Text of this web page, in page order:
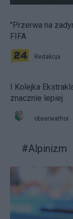
"Przerwa na
FIFA
Redakcja
I Kolejka
znacznie lepiej
obserwathor
#Alpinizm